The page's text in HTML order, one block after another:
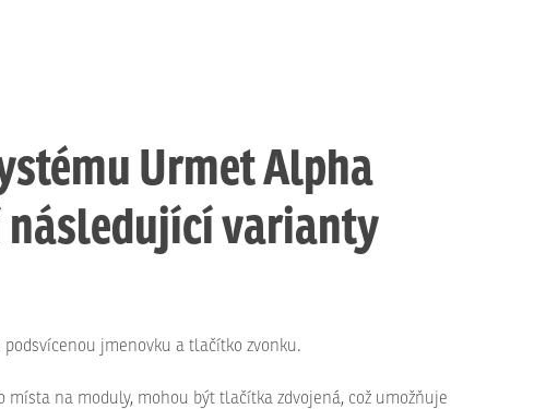
Urmet Alpha
varianty
podsvícenou jmenovku a tlačítko zvonku.
místa na moduly, mohou být tlačítka zdvojená, což umožňuje